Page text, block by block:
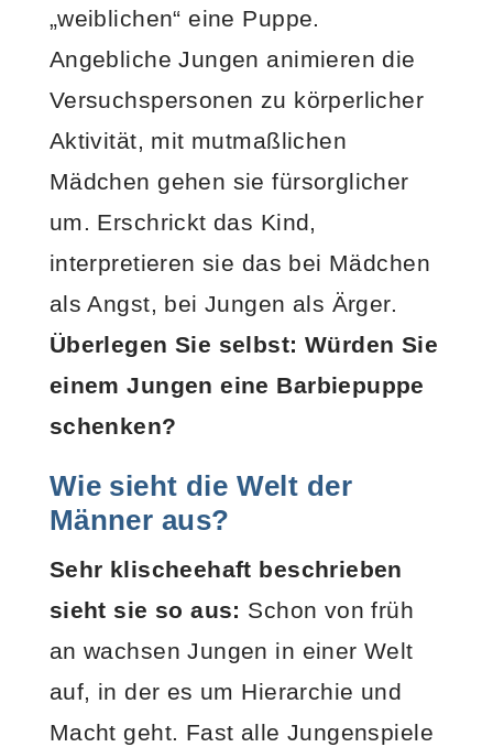
„weiblichen“ eine Puppe.
Angebliche Jungen animieren die
Versuchspersonen zu körperlicher
Aktivität, mit mutmaßlichen
Mädchen gehen sie fürsorglicher
um. Erschrickt das Kind,
interpretieren sie das bei Mädchen
als Angst, bei Jungen als Ärger.
Überlegen Sie selbst: Würden Sie
einem Jungen eine Barbiepuppe
schenken?
Wie sieht die Welt der
Männer aus?
Sehr klischeehaft beschrieben
sieht sie so aus: Schon von früh
an wachsen Jungen in einer Welt
auf, in der es um Hierarchie und
Macht geht. Fast alle Jungenspiele